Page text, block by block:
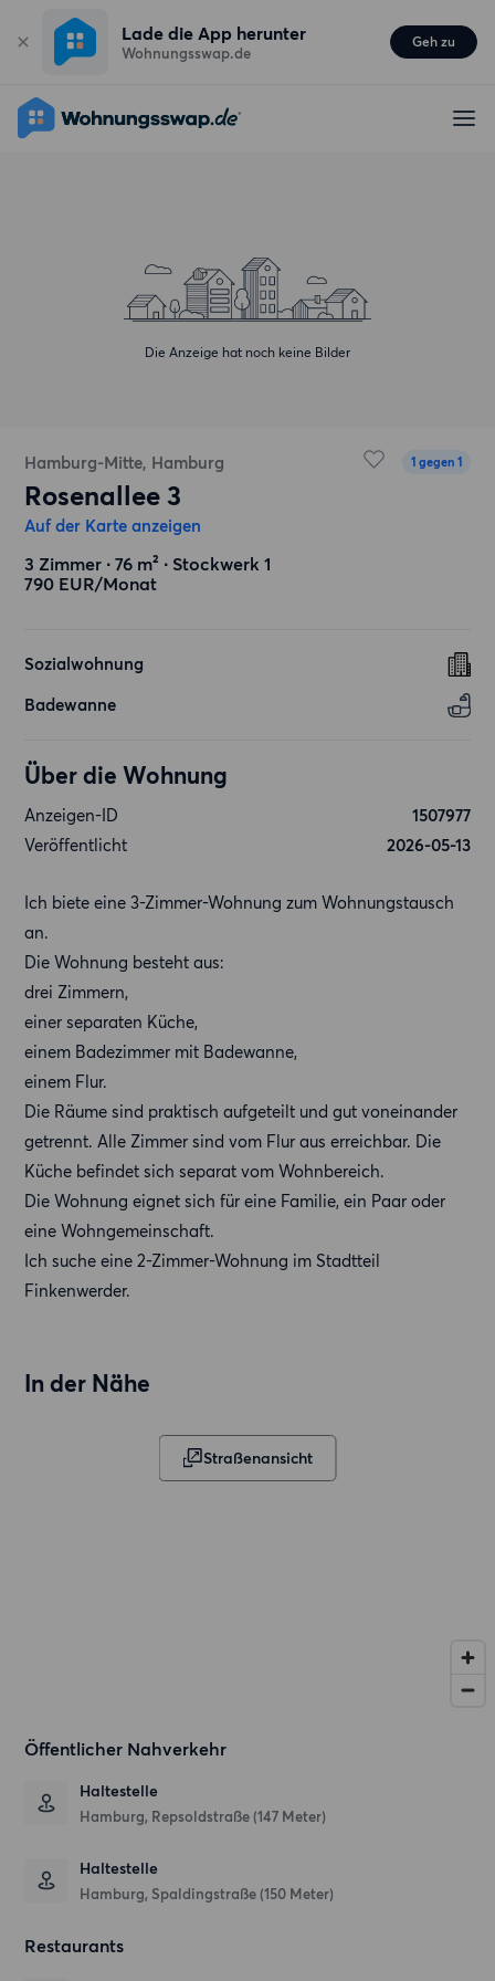
Lade die App herunter
Wohnungsswap.de
Geh zu
Die Anzeige hat noch keine Bilder
Hamburg-Mitte, Hamburg 1 gegen 1
Rosenallee 3
Auf der Karte anzeigen
3 Zimmer ∙ 76 m² ∙ Stockwerk 1
790 EUR/Monat
Sozialwohnung
Badewanne
Über die Wohnung
Anzeigen-ID
1507977
Veröffentlicht
2026-05-13
Ich biete eine 3-Zimmer-Wohnung zum Wohnungstausch
an.
Die Wohnung besteht aus:
drei Zimmern,
einer separaten Küche,
einem Badezimmer mit Badewanne,
einem Flur.
Die Räume sind praktisch aufgeteilt und gut voneinander
getrennt. Alle Zimmer sind vom Flur aus erreichbar. Die
Küche befindet sich separat vom Wohnbereich.
Die Wohnung eignet sich für eine Familie, ein Paar oder
eine Wohngemeinschaft.
Ich suche eine 2-Zimmer-Wohnung im Stadtteil
Finkenwerder.
In der Nähe
Straßenansicht
Öffentlicher Nahverkehr
Haltestelle
Hamburg, Repsoldstraße (147 Meter)
Haltestelle
Hamburg, Spaldingstraße (150 Meter)
Restaurants